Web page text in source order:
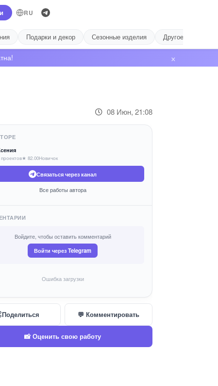
RU
Подарки и декор Сезонные изделия Другое
×
08 Июн, 21:08
★ 82.00Новичок
Связаться через канал
Все работы автора
Войдите, чтобы оставить комментарий
Войти через Telegram
Ошибка загрузки
Поделиться 💬 Комментировать
📸 Оценить свою работу